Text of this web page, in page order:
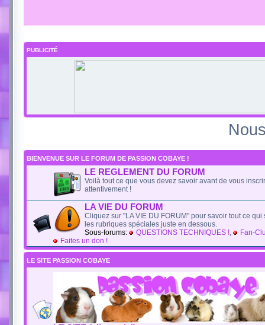
PUBLICITÉ
BIENVENUE SUR LE FORUM DE PASSION COBAYE !
LE REGLEMENT DU FORUM
Voilà tout ce que vous devez savoir avant de vous
attentivement !
LA VIE DU FORUM
Cliquez sur "LA VIE DU FORUM" pour savoir tout ce qui
les rubriques spéciales juste en dessous.
Sous-forums:
QUESTIONS TECHNIQUES !
Fan-
Faites un don !
LE SITE PASSION COBAYE